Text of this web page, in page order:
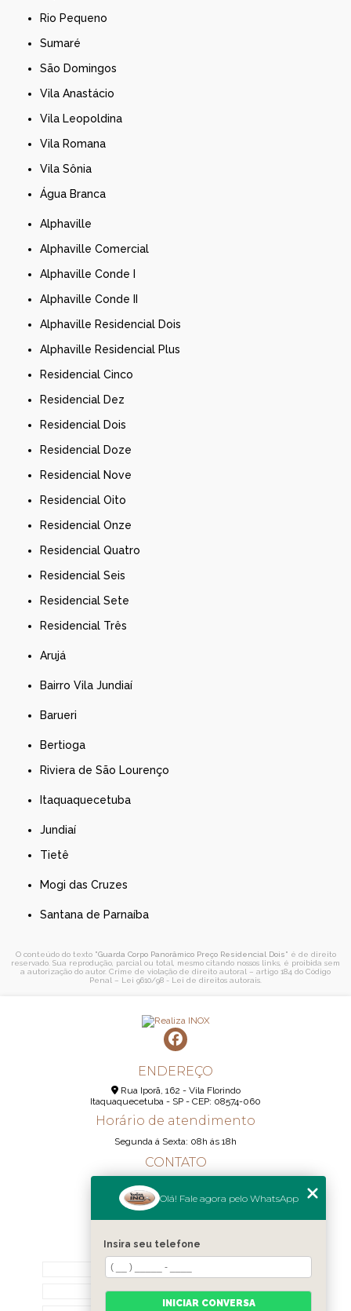
Rio Pequeno
Sumaré
São Domingos
Vila Anastácio
Vila Leopoldina
Vila Romana
Vila Sônia
Água Branca
Alphaville
Alphaville Comercial
Alphaville Conde I
Alphaville Conde II
Alphaville Residencial Dois
Alphaville Residencial Plus
Residencial Cinco
Residencial Dez
Residencial Dois
Residencial Doze
Residencial Nove
Residencial Oito
Residencial Onze
Residencial Quatro
Residencial Seis
Residencial Sete
Residencial Três
Arujá
Bairro Vila Jundiaí
Barueri
Bertioga
Riviera de São Lourenço
Itaquaquecetuba
Jundiaí
Tietê
Mogi das Cruzes
Santana de Parnaíba
O conteúdo do texto "Guarda Corpo Panorâmico Preço Residencial Dois" é de direito
reservado. Sua reprodução, parcial ou total, mesmo citando nossos links, é proibida sem
a autorização do autor. Crime de violação de direito autoral – artigo 184 do Código
Penal – Lei 9610/98 - Lei de direitos autorais
ENDEREÇO
Rua Iporã, 162 - Vila Florindo
Itaquaquecetuba - SP - CEP: 08574-060
Horário de atendimento
Segunda á Sexta: 08h ás 18h
CONTATO
(11) 98189-1344
MENU
HOME
QUEM SOMOS
Olá! Fale agora pelo WhatsApp
Insira seu telefone
INICIAR CONVERSA